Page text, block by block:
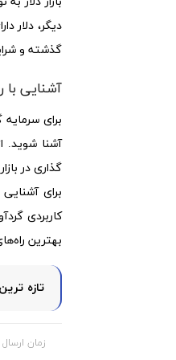
دیگر، دلار
گذشته و
آشنایی
برای سرمایه
آشنا شوید.
گذاری در
برای
کاربردی
بهترین
تازه
زمان